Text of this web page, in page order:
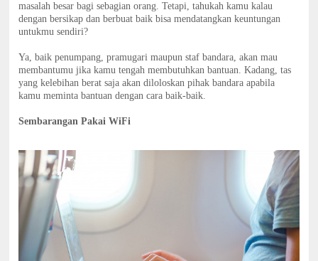
masalah besar bagi sebagian orang. Tetapi, tahukah kamu kalau
dengan bersikap dan berbuat baik bisa mendatangkan keuntungan
untukmu sendiri?
Ya, baik penumpang, pramugari maupun staf bandara, akan mau
membantumu jika kamu tengah membutuhkan bantuan. Kadang, tas
yang kelebihan berat saja akan diloloskan pihak bandara apabila
kamu meminta bantuan dengan cara baik-baik.
Sembarangan Pakai WiFi